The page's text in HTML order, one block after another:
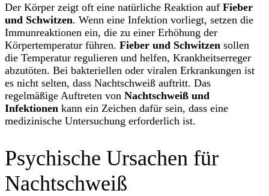
Der Körper zeigt oft eine natürliche Reaktion auf Fieber
und Schwitzen. Wenn eine Infektion vorliegt, setzen die
Immunreaktionen ein, die zu einer Erhöhung der
Körpertemperatur führen. Fieber und Schwitzen sollen
die Temperatur regulieren und helfen, Krankheitserreger
abzutöten. Bei bakteriellen oder viralen Erkrankungen ist
es nicht selten, dass Nachtschweiß auftritt. Das
regelmäßige Auftreten von Nachtschweiß und
Infektionen kann ein Zeichen dafür sein, dass eine
medizinische Untersuchung erforderlich ist.
Psychische Ursachen für
Nachtschweiß